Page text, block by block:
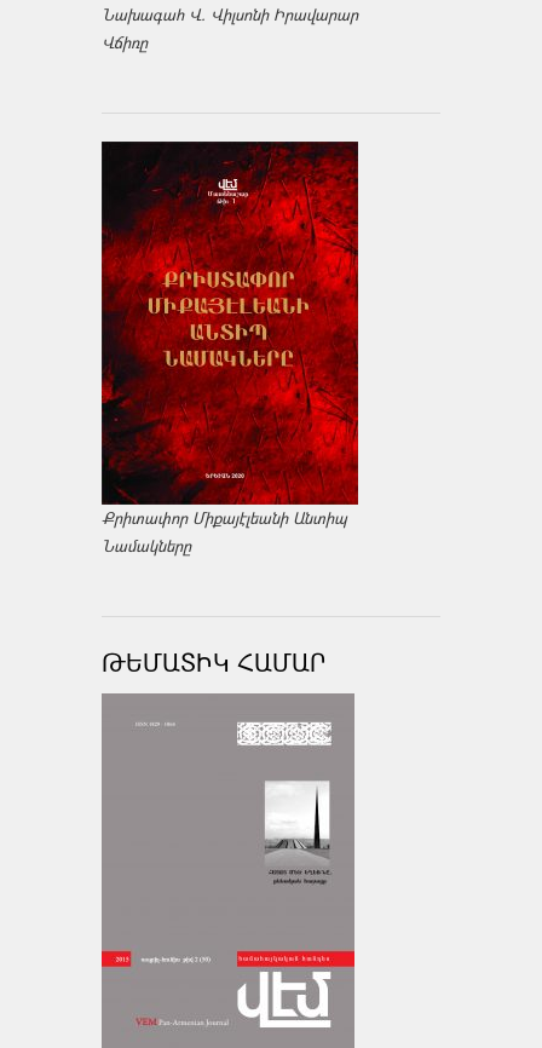
Նախագահ Վ. Վիլսոնի Իրավարար
Վճիռը
Քրիտափոր Միքայէլեանի Անտիպ
Նամակները
ԹԵՄԱՏԻԿ ՀԱՄԱՐ